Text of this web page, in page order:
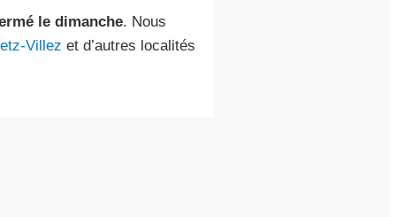
le dimanche. Nous
Villez et d’autres localités